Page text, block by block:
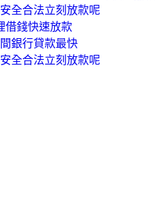
全合法立刻放款呢
借錢快速放款
銀行貸款最快
全合法立刻放款呢